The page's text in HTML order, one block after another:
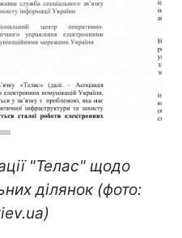
"Телас" щодо
ділянок (фото: